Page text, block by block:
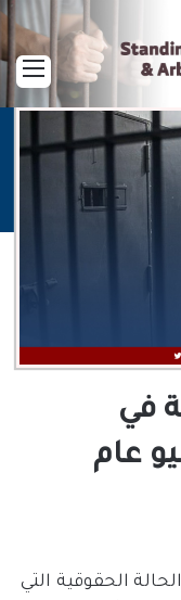
في
عام
الحقوقية التي